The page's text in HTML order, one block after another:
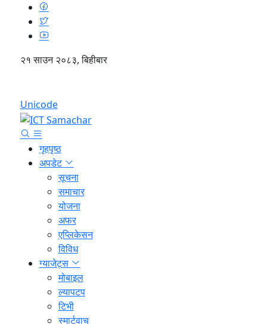
२१ साउन २०८३, बिहीबार
Unicode
गृहपृष्ठ
अपडेट
सूचना
समाचार
योजना
अफर
एप्लिकेसन
विविध
ग्याजेट्स
मोबाइल
ल्यापटप
टिभी
स्मार्टवाच